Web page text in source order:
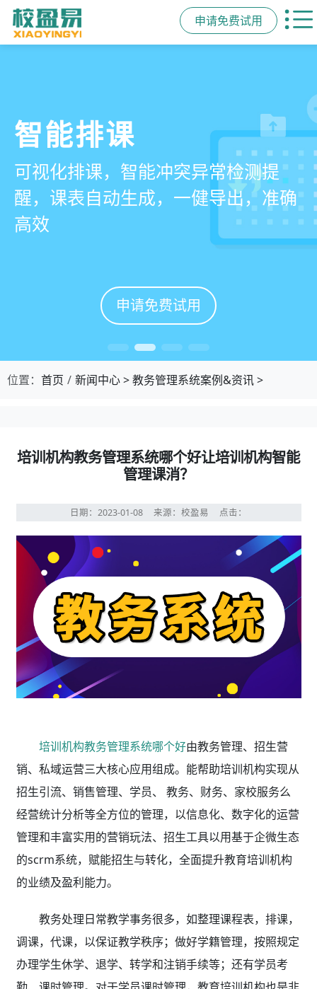
申请免费试用
管学校，用校盈易
培训机构教务管理系
统
有效提升运营管理效率45%
申请免费试用
智能排课
可视化排课，智能冲突异常检测提
醒，课表自动生成，一健导出，准确
高效
申请免费试用
课时统计
学员签到同步扣减课时，老师带课量
自动统计、汇总，数据清晰可查免扯
皮
申请免费试用
家校互动
一部手机链接教师、学员、家长，沟
通互动零距离，服务贴心铸口碑促续
费
申请免费试用
位置： 首页 新闻中心>教务管理系统案例&资讯>
培训机构教务管理系统哪个好让培训机构智能
管理课消？
日期：2023-01-08 来源：校盈易 点击：
培训机构教务管理系统哪个好由教务管理、招生营
销、私域运营三大核心应用组成。能帮助培训机构实现从
招生引流、销售管理、学员、 教务、财务、家校服务么
经营统计分析等全方位的管理，以信息化、数字化的运营
管理和丰富实用的营销玩法、招生工具以用基于企微生态
的scrm系统，赋能招生与转化，全面提升教育培训机构
的业绩及盈利能力。
教务处理日常教学事务很多，如整理课程表，排课，
调课，代课，以保证教学秩序；做好学籍管理，按照规定
办理学生休学、退学、转学和注销手续等；还有学员考